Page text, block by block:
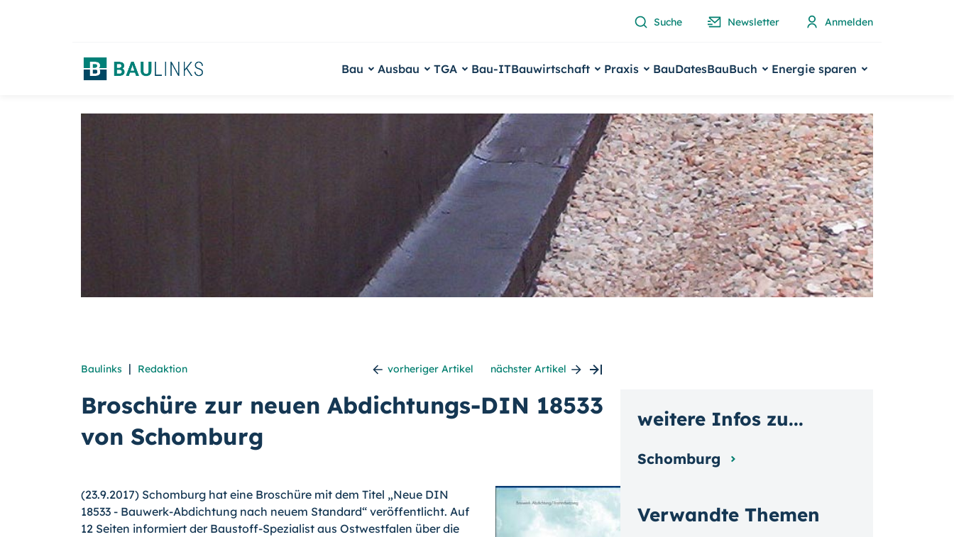
Suche Newsletter Anmelden
Bau Ausbau TGA Bau-ITBauwirtschaft Praxis BauDatesBauBuch Energie sparen
Baulinks | Redaktion vorheriger Artikel nächster Artikel
Broschüre zur neuen Abdichtungs-DIN 18533
von Schomburg
(23.9.2017) Schomburg hat eine Broschüre mit dem Titel „Neue DIN
18533 - Bauwerk-Abdichtung nach neuem Standard“ veröffentlicht. Auf
12 Seiten informiert der Baustoff-Spezialist aus Ostwestfalen über die
Verwandte Themen
weitere Infos zu...
Schomburg